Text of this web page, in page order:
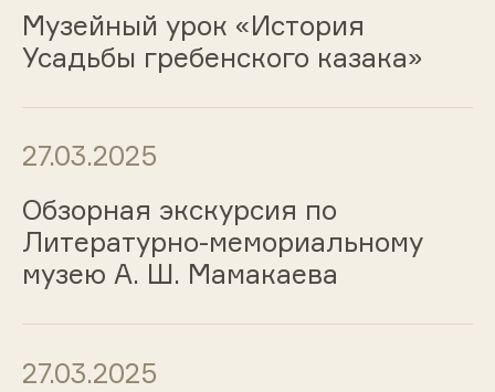
Музейный урок «История
Усадьбы гребенского казака»
27.03.2025
Обзорная экскурсия по
Литературно-мемориальному
музею А. Ш. Мамакаева
27.03.2025